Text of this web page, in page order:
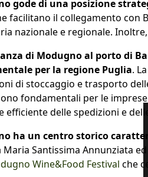
gode di una posizione
facilitano il collegamento
nazionale e regionale.
di Modugno al porto di
per la regione Puglia.
di stoccaggio e trasporto
fondamentali per le
efficiente delle spedizioni e
ha un centro storico
Maria Santissima Annunziata
Wine&Food Festival che